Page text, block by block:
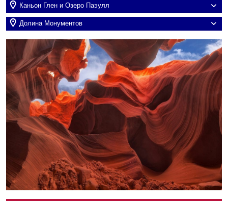
Каньон Глен и Озеро Паэулл
Долина Монументов